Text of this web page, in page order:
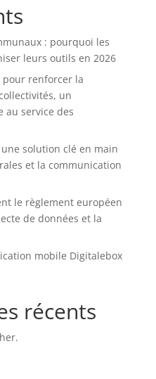
: pourquoi les
leurs outils en 2026
pour renforcer la
un
au service des
solution clé en main
et la communication
le règlement européen
de données et la
mobile Digitalebox
récents